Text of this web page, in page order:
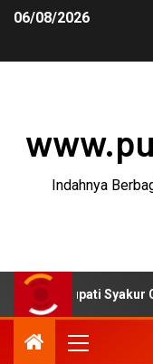
06/08/2026
Indahnya
Syakur Cek Proyek